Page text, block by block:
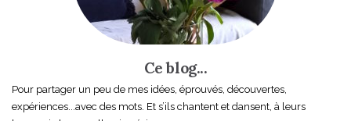
Ce blog...
Pour partager un peu de mes idées, éprouvés, découvertes,
expériences...avec des mots. Et s’ils chantent et dansent, à leurs